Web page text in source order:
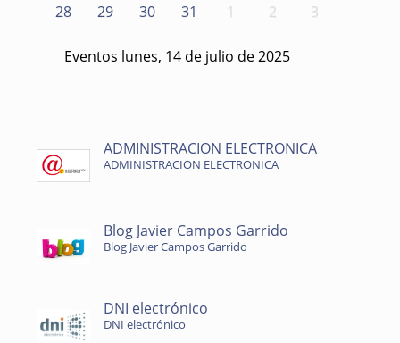
28
29 30 31 1 2 3
Eventos lunes, 14 de julio de 2025
ADMINISTRACION ELECTRONICA
ADMINISTRACION ELECTRONICA
Blog Javier Campos Garrido
Blog Javier Campos Garrido
DNI electrónico
DNI electrónico